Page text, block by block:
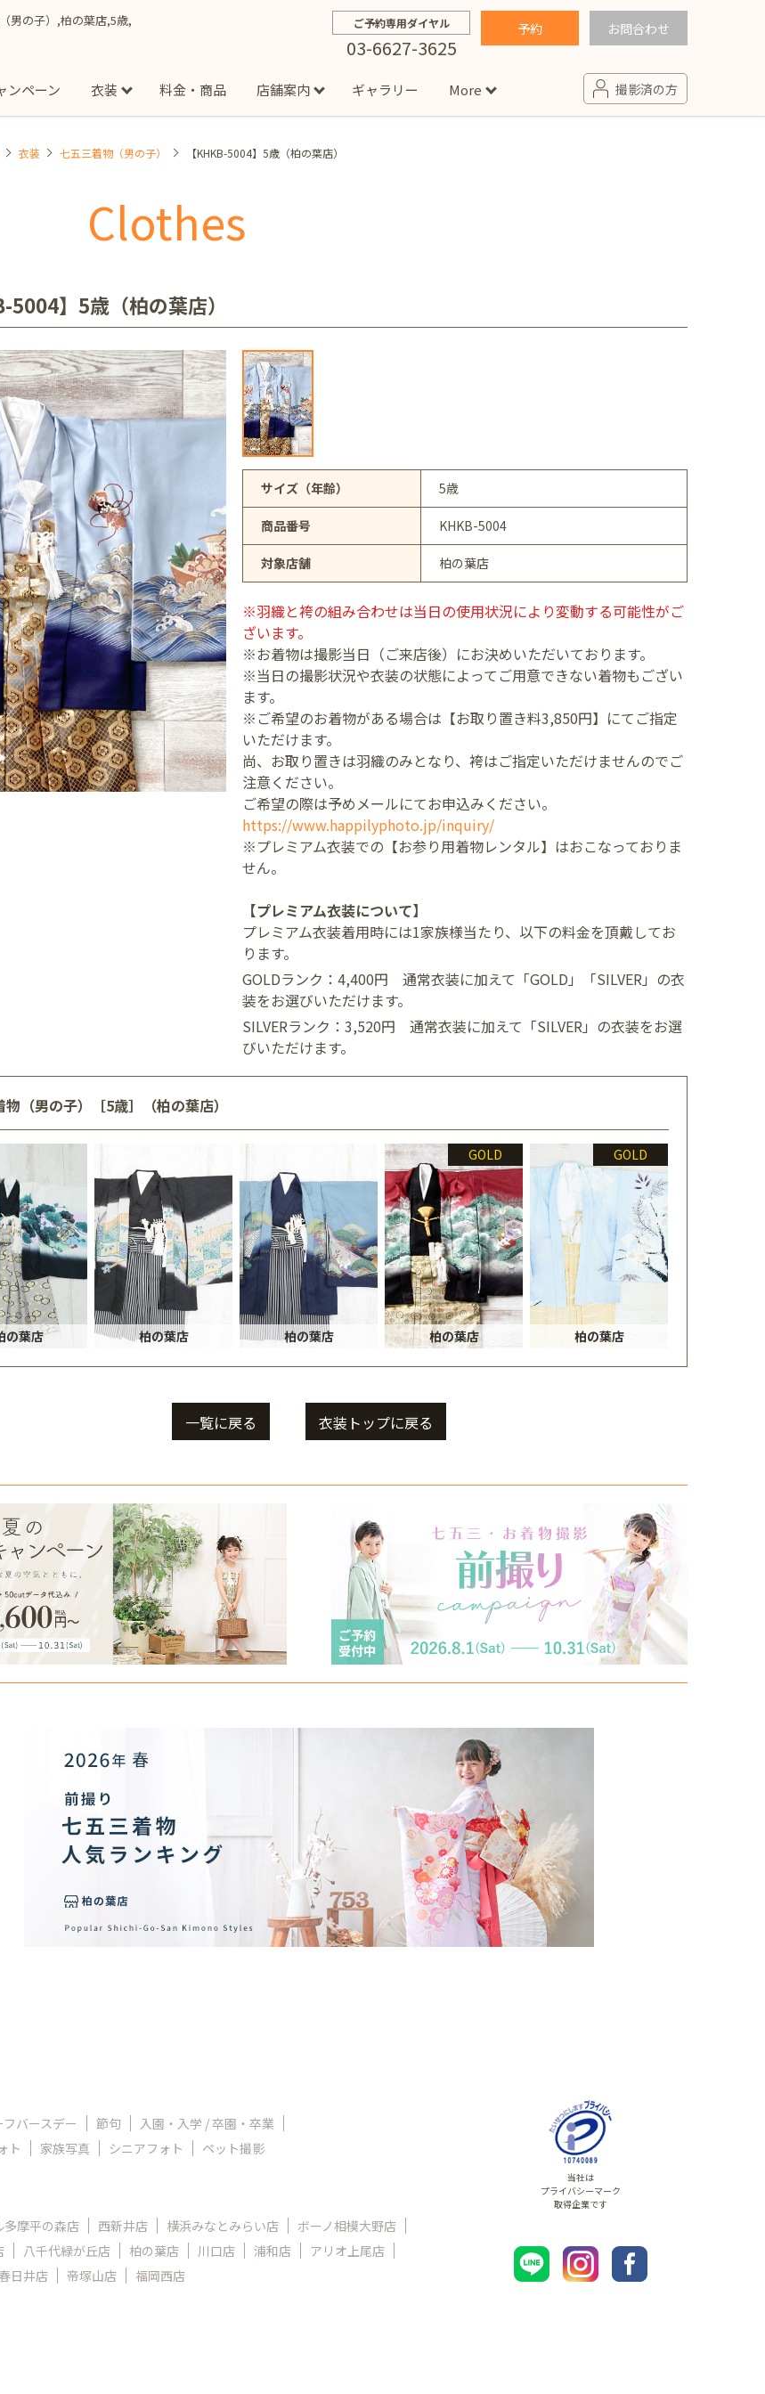
男の子）,柏の葉店,5歳, ご予約専用ダイヤル
03-6627-3625
予約 お問合わせ
成人式フォト マタニティフォト
園・入学／卒園・卒業 ファミリーフォト
ンペーン 衣装
五三着物(男の子) 1/2成人式着物(女の子)
フォーマル衣装(男の子) 祝い着
料金・商品 店舗案内
吉祥寺店 イオンモール多摩平の森店
柏の葉店
オ上尾店
ギャラリー More 撮影済の方
衣装 七五三着物（男の子） 【KHKB-5004】5歳（柏の葉店）
Clothes
5004】5歳（柏の葉店）
サイズ（年齢） 5歳
商品番号 KHKB-5004
対象店舗 柏の葉店
※羽織と袴の組み合わせは当日の使用状況により変動する可能性がご
ざいます。
※お着物は撮影当日（ご来店後）にお決めいただいております。
※当日の撮影状況や衣装の状態によってご用意できない着物もござい
ます。
※ご希望のお着物がある場合は【お取り置き料3,850円】にてご指定
いただけます。
尚、お取り置きは羽織のみとなり、袴はご指定いただけませんのでご
注意ください。
ご希望の際は予めメールにてお申込みください。
https://www.happilyphoto.jp/inquiry/
※プレミアム衣装での【お参り用着物レンタル】はおこなっておりま
せん。
【プレミアム衣装について】
プレミアム衣装着用時には1家族様当たり、以下の料金を頂戴してお
ります。
GOLDランク：4,400円 通常衣装に加えて「GOLD」「SILVER」の衣
装をお選びいただけます。
SILVERランク：3,520円 通常衣装に加えて「SILVER」の衣装をお選
びいただけます。
（男の子）［5歳］（柏の葉店）
の葉店 柏の葉店 柏の葉店
GOLD
柏の葉店
GOLD
柏の葉店
一覧に戻る 衣装トップに戻る
フバースデー 節句
入園・入学 / 卒園・卒業
ト 家族写真 シニアフォト ペット撮影
多摩平の森店 西新井店 横浜みなとみらい店
ボーノ相模大野店
八千代緑が丘店 柏の葉店 川口店 浦和店
アリオ上尾店
春日井店 帝塚山店 福岡西店
当社は
プライバシーマーク
取得企業です